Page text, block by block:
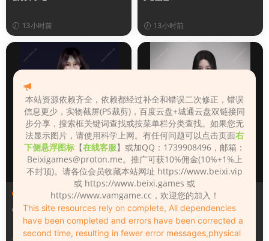
13小时前 13小时前
人物（Looks）
008
14小时前
人物（Looks）
1780918225
14小时前
本站资源依赖齐全，依赖都经过补全和错误二次修正，错误
信息更少，实物截屏(PS裁剪)，百度云盘+城通云盘双链接同
步分享，搜索框关键词查找或按菜单栏分类查找。如果您无
法显示图片，请使用科学上网。有任何问题可以点击页面右
下侧悬浮图标 【在线客服】或加QQ：1739908496，邮箱：
Beixigames@proton.me。推广可获10%佣金(10%+1%上
不封顶)。请各位会员收藏本站网址 https://www.beixi.vip
或 https://www.beixi.games 或
https://www.vamgame.cc，欢迎您的加入！
This site resources rely on complete, All dependencies
have been completed and errors have been corrected a
second time, resulting in fewer error messages,physical